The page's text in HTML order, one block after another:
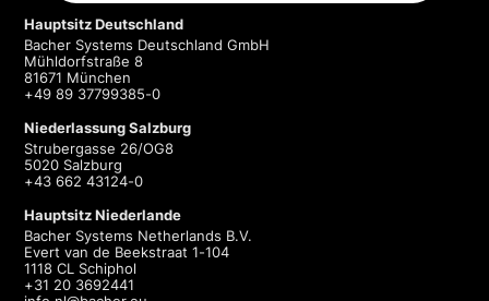
Hauptsitz Deutschland
Bacher Systems Deutschland GmbH
Mühldorfstraße 8
81671 München
+49 89 37799385-0
Niederlassung Salzburg
Strubergasse 26/OG8
5020 Salzburg
+43 662 43124-0
Hauptsitz Niederlande
Bacher Systems Netherlands B.V.
Evert van de Beekstraat 1-104
1118 CL Schiphol
+31 20 3692441